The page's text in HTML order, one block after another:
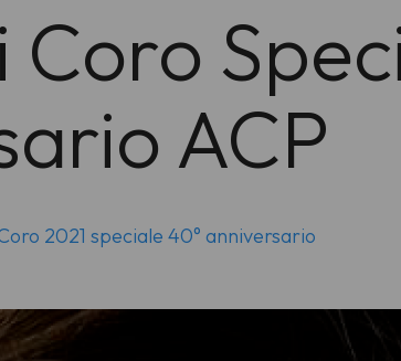
Coro
ACP
2021 speciale 40° anniversario